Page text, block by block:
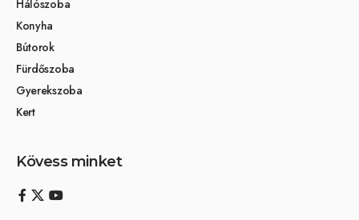
Hálószoba
Konyha
Bútorok
Fürdőszoba
Gyerekszoba
Kert
Kövess minket